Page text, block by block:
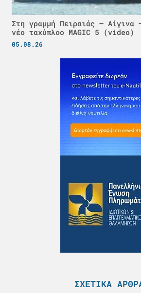
Στη γραμμή Πειραιάς – Αίγινα
νέο ταχύπλοο MAGIC 5 (video)
05.08.26
ΣΧΕΤΙΚΆ